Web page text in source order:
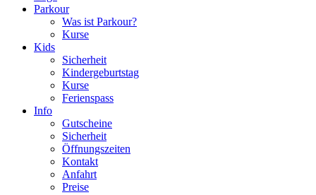
Parkour
Was ist Parkour?
Kurse
Kids
Sicherheit
Kindergeburtstag
Kurse
Ferienspass
Info
Gutscheine
Sicherheit
Öffnungszeiten
Kontakt
Anfahrt
Preise